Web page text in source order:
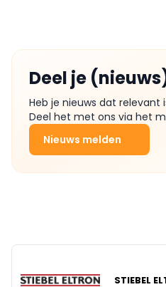
Deel je
Heb je nieuws dat relevant
Deel het met ons via het
Nieuws melden
STIEBEL